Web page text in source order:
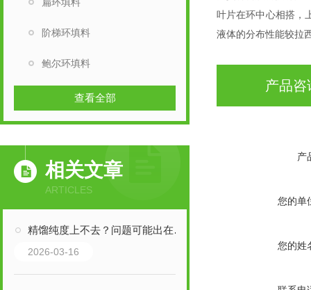
阶梯环填料
鲍尔环填料
查看全部
相关文章
ARTICLES
精馏纯度上不去？问题可能出在填料上
2026-03-16
叶片在环中心相搭，
液体的分布性能较拉
产品咨
产
您的单
您的姓